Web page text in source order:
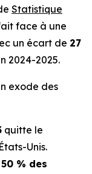
Statistique
face à une
un écart de 27
2024-2025.
exode des
quitte le
Unis.
50 % des